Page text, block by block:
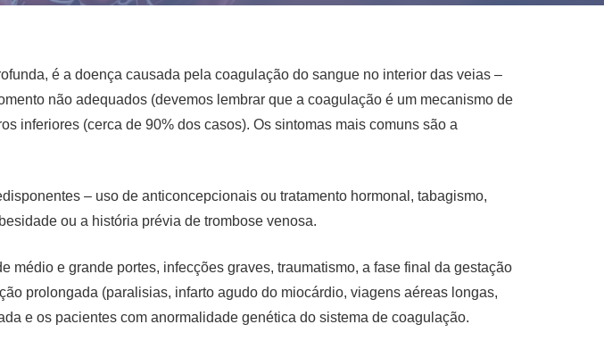
é a doença causada pela coagulação do sangue no interior das veias –
não adequados (devemos lembrar que a coagulação é um mecanismo de
inferiores (cerca de 90% dos casos). Os sintomas mais comuns são a
– uso de anticoncepcionais ou tratamento hormonal, tabagismo,
ou a história prévia de trombose venosa.
e grande portes, infecções graves, traumatismo, a fase final da gestação
prolongada (paralisias, infarto agudo do miocárdio, viagens aéreas longas,
e os pacientes com anormalidade genética do sistema de coagulação.